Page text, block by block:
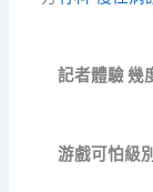
記者體驗 幾度
游戲可怕級別